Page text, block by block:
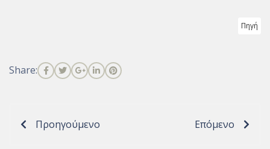
Πηγή
Share:
Προηγούμενο Επόμενο